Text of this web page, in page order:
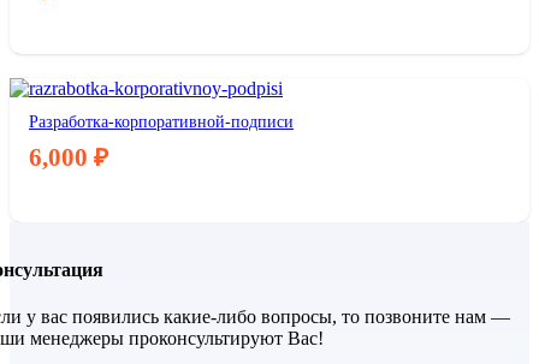
Разработка-корпоративной-подписи
6,000 ₽
у вас появились какие-либо вопросы, то позвоните нам —
менеджеры проконсультируют Вас!